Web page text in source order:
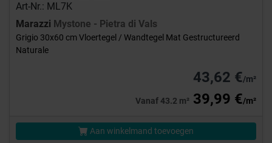
Art-Nr.: ML7K
Marazzi Mystone - Pietra di Vals
Grigio 30x60 cm Vloertegel / Wandtegel Mat Gestructureerd
Naturale
43,62 €/m²
Vanaf 43.2 m² 39,99 €/m²
Aan winkelmand toevoegen